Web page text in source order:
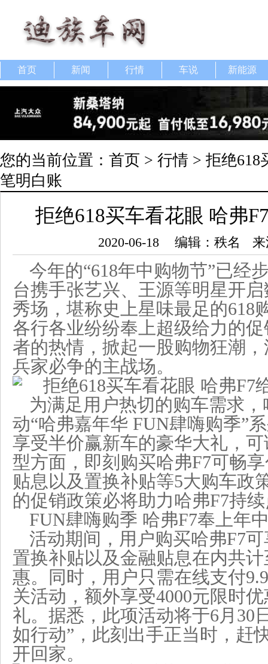
首页 新闻 行情 车说 新能源
您的当前位置： 首页 > 行情 > 拒绝618
笔明白账
拒绝618买车看花眼 哈弗
2020-06-18 编辑：秩名
今年的“618年中购物节”已经
台携手张艺兴、王源等明星开
秀场，堪称史上星味最足的618
各行各业纷纷奉上超级给力的
者的热情，掀起一股购物狂潮
兵家必争的主战场。
为满足用户热切的购车需求
动“哈弗嘉年华 FUN肆嗨购季”
享受半价赢新车的豪华大礼，
型方面，即刻购买哈弗F7可畅
贴息以及置换补贴等5大购车政
的促销政策必将助力哈弗F7持
FUN肆嗨购季 哈弗F7奉上年
活动期间，用户购买哈弗F7
置换补贴以及金融贴息在内共
惠。同时，用户只需在线支付
关活动，额外享受4000元限时
礼。据悉，此项活动将于6月30
如行动”，此刻出手正当时，赶
开回家。